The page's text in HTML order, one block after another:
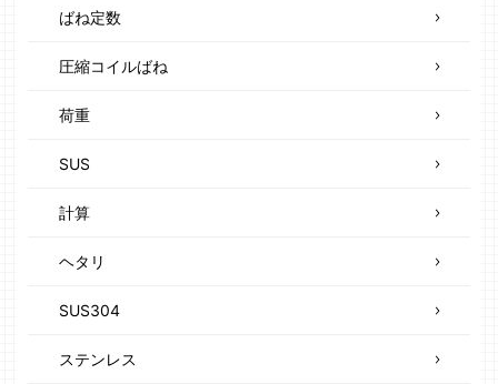
ばね定数
圧縮コイルばね
荷重
SUS
計算
ヘタリ
SUS304
ステンレス